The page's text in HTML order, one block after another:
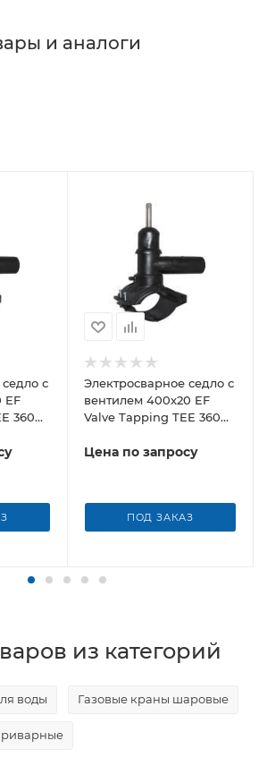
и аналоги
с
EF
360
Электросварное седло с
вентилем 400х20 EF
Valve Tapping TEE 360
Цена по запросу
ПОД ЗАКАЗ
из категорий
воды Газовые краны шаровые